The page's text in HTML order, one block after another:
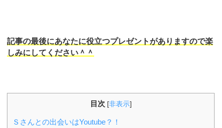
記事の最後にあなたに役立つプレゼントがありますので楽
しみにしてください＾＾
目次 [非表示]
Ｓさんとの出会いはYoutube？！